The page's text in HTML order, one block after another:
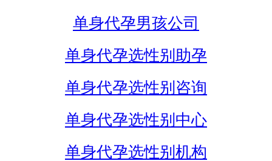
单身代孕男孩公司
单身代孕选性别助孕
单身代孕选性别咨询
单身代孕选性别中心
单身代孕选性别机构